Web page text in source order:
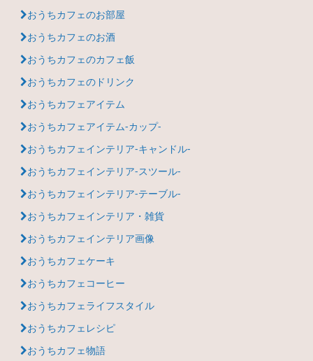
おうちカフェのお部屋
おうちカフェのお酒
おうちカフェのカフェ飯
おうちカフェのドリンク
おうちカフェアイテム
おうちカフェアイテム-カップ-
おうちカフェインテリア-キャンドル-
おうちカフェインテリア-スツール-
おうちカフェインテリア-テーブル-
おうちカフェインテリア・雑貨
おうちカフェインテリア画像
おうちカフェケーキ
おうちカフェコーヒー
おうちカフェライフスタイル
おうちカフェレシピ
おうちカフェ物語